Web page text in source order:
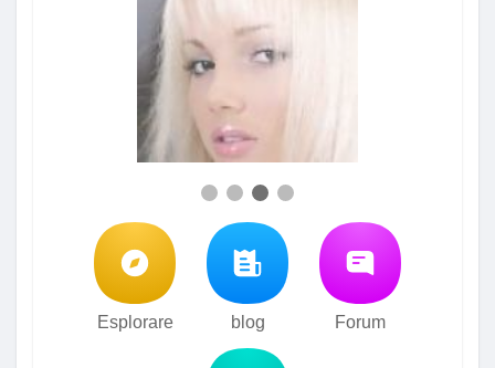
Esplorare blog Forum